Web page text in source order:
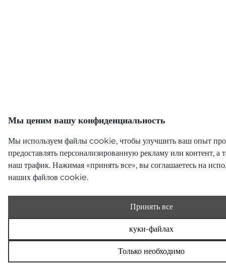
Мы ценим вашу конфиденциальность
Мы используем файлы cookie, чтобы улучшить ваш опыт
предоставлять персонализированную рекламу или контент, а
наш трафик. Нажимая «принять все», вы соглашаетесь на
наших файлов cookie.
Принять все
куки-файлах
Только необходимо